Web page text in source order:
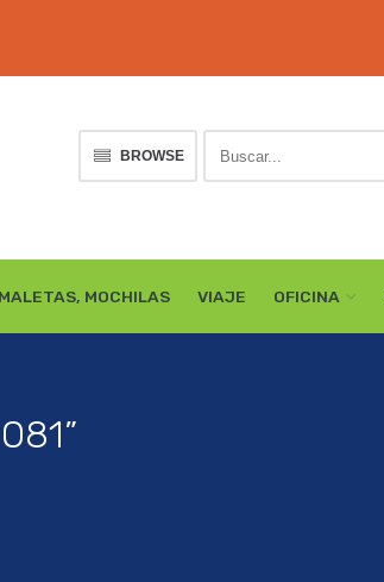
BROWSE
here
MALETAS, MOCHILAS VIAJE OFICINA